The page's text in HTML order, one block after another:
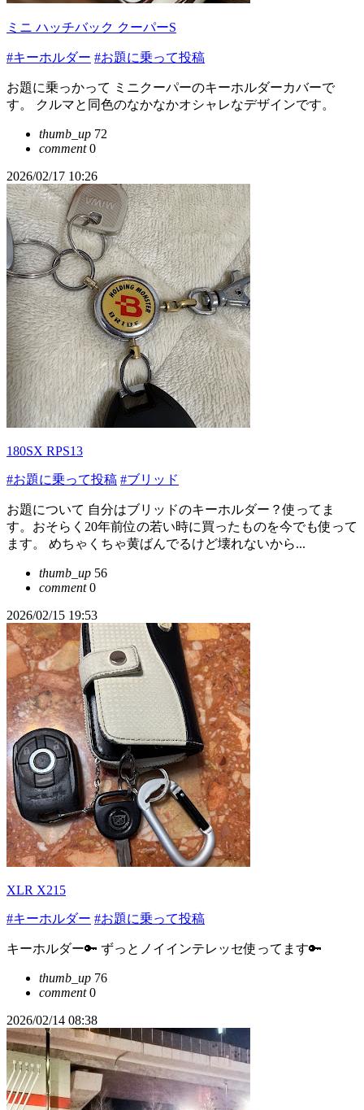
ミニ ハッチバック クーパーS
#キーホルダー #お題に乗って投稿
お題に乗っかって ミニクーパーのキーホルダーカバーで
す。 クルマと同色のなかなかオシャレなデザインです。
thumb_up 72
comment0
2026/02/17 10:26
180SX RPS13
#お題に乗って投稿 #ブリッド
お題について 自分はブリッドのキーホルダー？使ってま
す。おそらく20年前位の若い時に買ったものを今でも使って
ます。 めちゃくちゃ黄ばんでるけど壊れないから...
thumb_up 56
comment0
2026/02/15 19:53
XLR X215
#キーホルダー #お題に乗って投稿
キーホルダー🔑 ずっとノイインテレッセ使ってます🔑
thumb_up 76
comment0
2026/02/14 08:38